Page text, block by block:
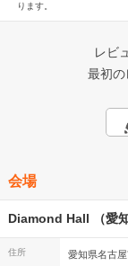
ります。
レビ
最初の
会場
Diamond Hall （愛知
住所 愛知県名古